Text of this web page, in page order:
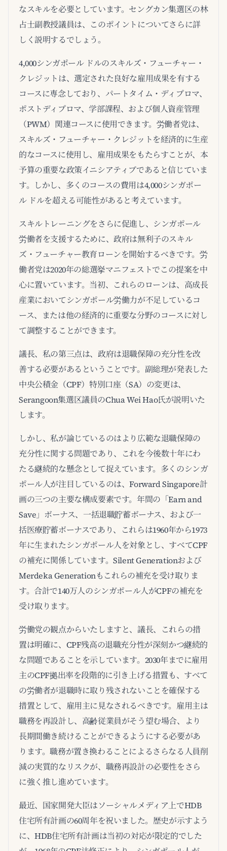
なスキルを必要としています。セングカン集選区の林
占士副教授議員は、このポイントについてさらに詳
しく説明するでしょう。
4,000シンガポール ドルのスキルズ・フューチャー・
クレジットは、選定された良好な雇用成果を有する
コースに専念しており、パートタイム・ディプロマ、
ポストディプロマ、学部課程、および個人資産管理
（PWM）関連コースに使用できます。労働者党は、
スキルズ・フューチャー・クレジットを経済的に生産
的なコースに使用し、雇用成果をもたらすことが、本
予算の重要な政策イニシアティブであると信じていま
す。しかし、多くのコースの費用は4,000シンガポー
ル ドルを超える可能性があると考えています。
スキルトレーニングをさらに促進し、シンガポール
労働者を支援するために、政府は無利子のスキル
ズ・フューチャー教育ローンを開始するべきです。労
働者党は2020年の総選挙マニフェストでこの提案を中
心に置いています。当初、これらのローンは、高成長
産業においてシンガポール労働力が不足しているコ
ース、または他の経済的に重要な分野のコースに対し
て調整することができます。
議長、私の第三点は、政府は退職保障の充分性を改
善する必要があるということです。副総理が発表した
中央公積金（CPF）特別口座（SA）の変更は、
Serangoon集選区議員のChua Wei Hao氏が説明いた
します。
しかし、私が論じているのはより広範な退職保障の
充分性に関する問題であり、これを今後数十年にわ
たる継続的な懸念として捉えています。多くのシンガ
ポール人が注目しているのは、Forward Singapore計
画の三つの主要な構成要素です。年間の「Earn and
Save」ボーナス、一括退職貯蓄ボーナス、および一
括医療貯蓄ボーナスであり、これらは1960年から1973
年に生まれたシンガポール人を対象とし、すべてCPF
の補充に関係しています。Silent Generationおよび
Merdeka Generationもこれらの補充を受け取りま
す。合計で140万人のシンガポール人がCPFの補充を
受け取ります。
労働党の観点からいたしますと、議長、これらの措
置は明確に、CPF残高の退職充分性が深刻かつ継続的
な問題であることを示しています。2030年までに雇用
主のCPF拠出率を段階的に引き上げる措置も、すべて
の労働者が退職時に取り残されないことを確保する
措置として、雇用主に見なされるべきです。雇用主は
職務を再設計し、高齢従業員がそう望む場合、より
長期間働き続けることができるようにする必要があ
ります。職務が置き換わることによるさらなる人員削
減の実質的なリスクが、職務再設計の必要性をさら
に強く推し進めています。
最近、国家開発大臣はソーシャルメディア上でHDB
住宅所有計画の60周年を祝いました。歴史が示すよう
に、HDB住宅所有計画は当初の対応が限定的でした